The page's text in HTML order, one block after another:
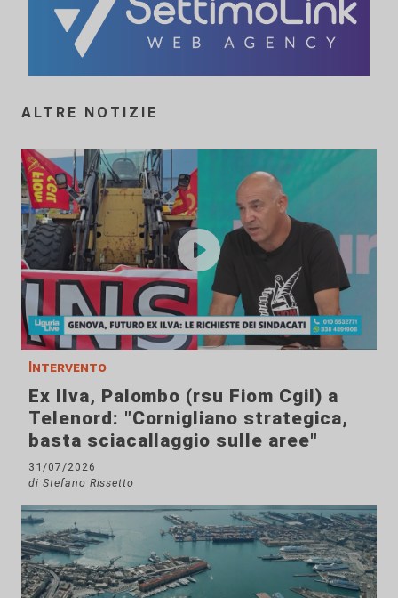
ALTRE NOTIZIE
Intervento
Ex Ilva, Palombo (rsu Fiom Cgil) a
Telenord: "Cornigliano strategica,
basta sciacallaggio sulle aree"
31/07/2026
di Stefano Rissetto